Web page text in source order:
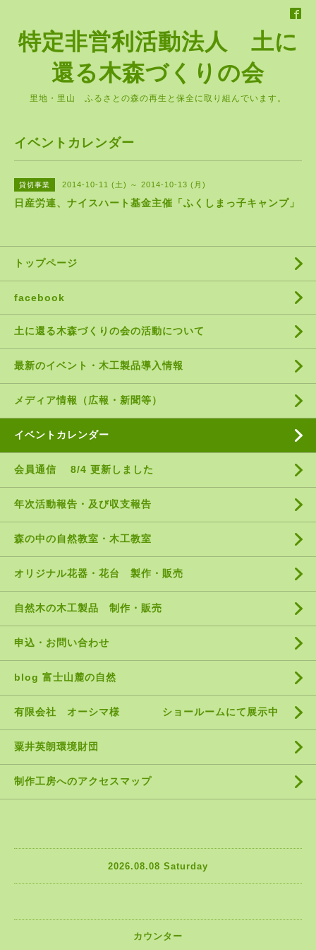
特定非営利活動法人 土に
還る木森づくりの会
里地・里山 ふるさとの森の再生と保全に取り組んでいます。
イベントカレンダー
貸切事業 2014-10-11 (土) ～ 2014-10-13 (月)
日産労連、ナイスハート基金主催「ふくしまっ子キャンプ」
トップページ
facebook
土に還る木森づくりの会の活動について
最新のイベント・木工製品導入情報
メディア情報（広報・新聞等）
イベントカレンダー
会員通信 8/4 更新しました
年次活動報告・及び収支報告
森の中の自然教室・木工教室
オリジナル花器・花台 製作・販売
自然木の木工製品 制作・販売
申込・お問い合わせ
blog 富士山麓の自然
有限会社 オーシマ様 ショールームにて展示中
粟井英朗環境財団
制作工房へのアクセスマップ
2026.08.08 Saturday
カウンター